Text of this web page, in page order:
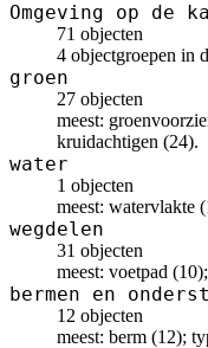
Omgeving op de
71 objecten
4 objectgroepen in
groen
27 objecten
meest:
kruidachtigen (24).
water
1 objecten
meest: watervlakte
wegdelen
31 objecten
meest: voetpad
bermen en
12 objecten
meest: berm (12);